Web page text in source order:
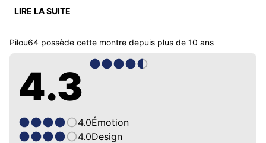
configuration en France et en Europe...Ça fait des
suis très attaché ,elle est solide et robuste et même
avec les 43mm de diamètre avec ses cornes arrondies
et courtes ça ne choque pas au poignet, elle a une
couronne vissée et son étanchéité est de 20 ATM
LIRE LA SUITE
Pilou64 possède cette montre depuis plus de 10 ans
4.3
4.0Émotion
4.0Design